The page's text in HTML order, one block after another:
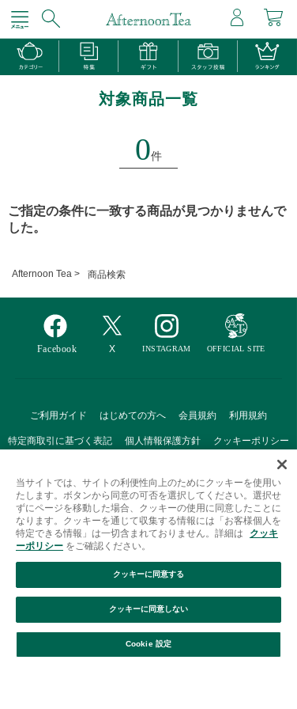
対象商品一覧
0件
絞り込み 並び替え
ご指定の条件に一致する商品が見つかりませんで
した。
Afternoon Tea > 商品検索
ご利用ガイド はじめての方へ 会員規約 利用規約
特定商取引に基づく表記 個人情報保護方針 クッキーポリシー
Afternoon Tea(アフタヌーンティー)公式オンラインストアで
は、
キッチン・ダイニングなどの生活雑貨、紅茶・焼き菓子など、
毎日新商品をご用意しています。
当サイトでは、サイトの利便性向上のためにクッキーを使用い
たします。ボタンから同意の可否を選択してください。選択せ
ずにページを移動した場合、クッキーの使用に同意したことに
なります。クッキーを通じて収集する情報には「お客様個人を
特定できる情報」は一切含まれておりません。詳細は
クッキ
ーポリシー をご確認ください。
Cookie 設定
クッキーに同意しない
クッキーに同意する